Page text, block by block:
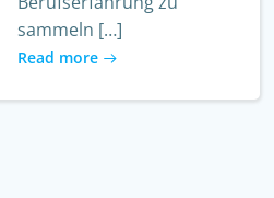
sammeln […]
Read more